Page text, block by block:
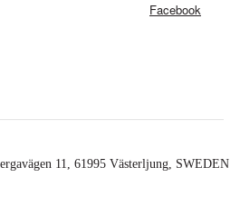
Facebook
11, 61995 Västerljung, SWEDEN